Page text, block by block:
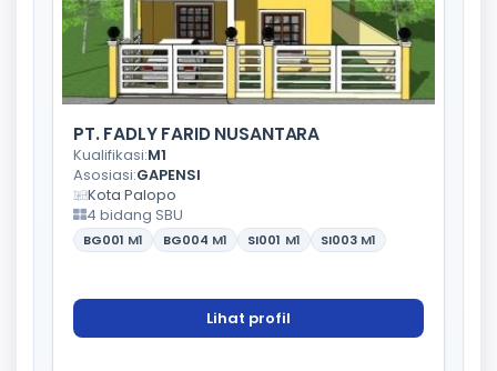
PT. FADLY FARID NUSANTARA
Kualifikasi:M1
Asosiasi:GAPENSI
Kota Palopo
4 bidang SBU
BG001 M1 BG004 M1 SI001 M1 SI003 M1
Lihat profil